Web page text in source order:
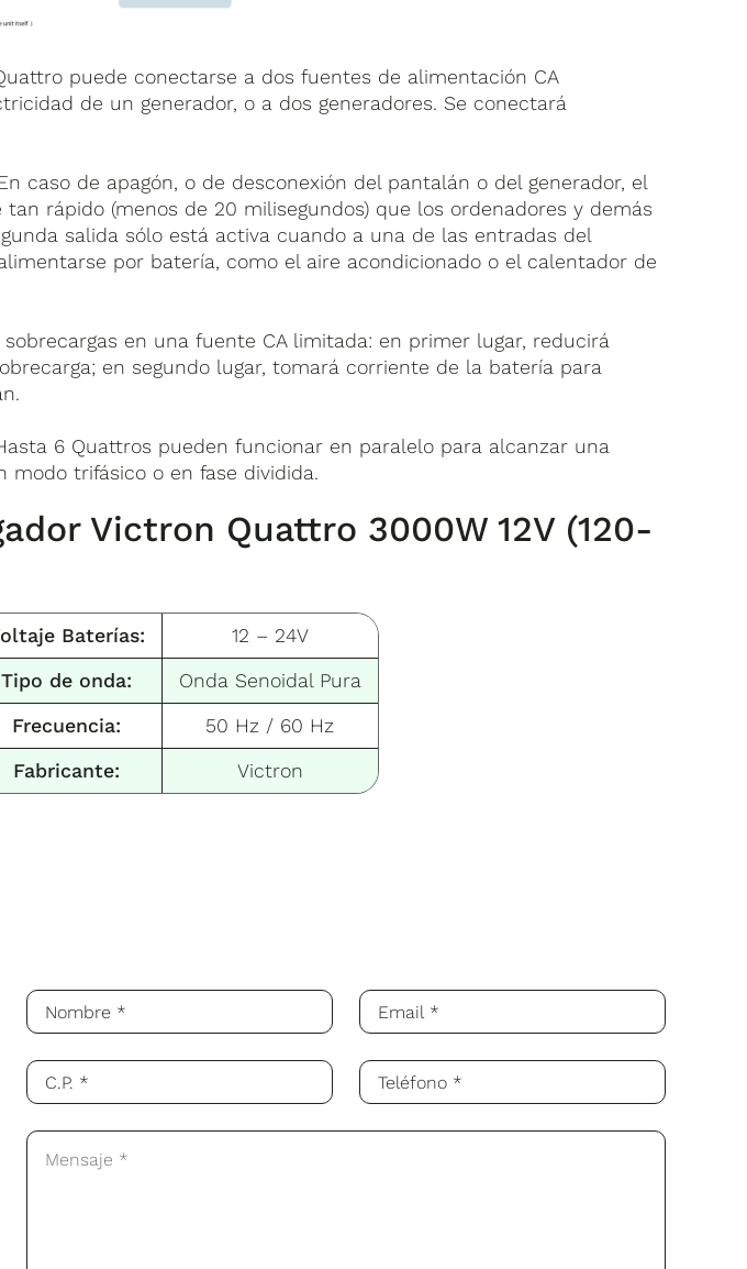
puede conectarse a dos fuentes de alimentación CA
de un generador, o a dos generadores. Se conectará
caso de apagón, o de desconexión del pantalán o del generador, el
rápido (menos de 20 milisegundos) que los ordenadores y demás
salida sólo está activa cuando a una de las entradas del
por batería, como el aire acondicionado o el calentador de
en una fuente CA limitada: en primer lugar, reducirá
en segundo lugar, tomará corriente de la batería para
6 Quattros pueden funcionar en paralelo para alcanzar una
modo trifásico o en fase dividida.
Victron Quattro 3000W 12V (120-
Baterías:
12 – 24V
Tipo de onda:
Onda Senoidal Pura
Frecuencia:
50 Hz / 60 Hz
Fabricante: Victron